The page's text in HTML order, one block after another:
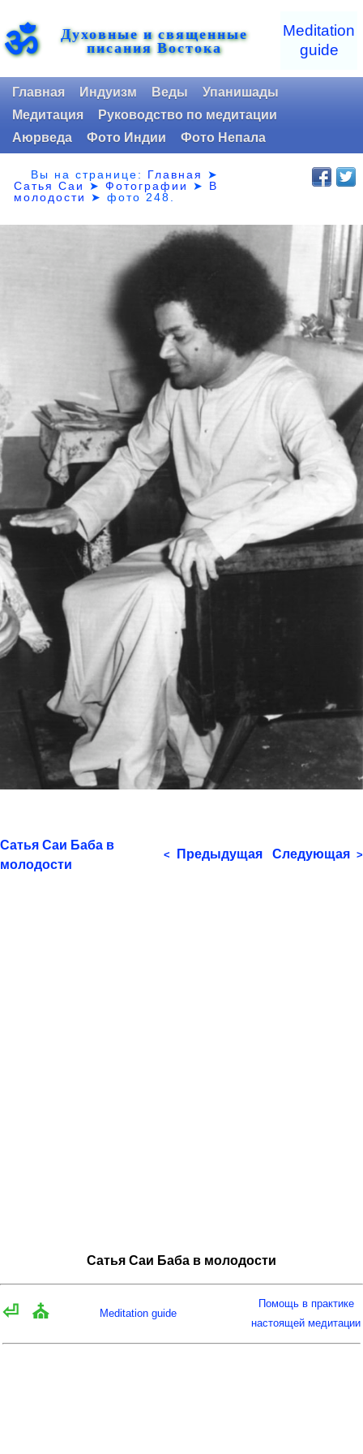
ॐ Духовные и священные
писания Востока
Meditation
guide
Главная Индуизм Веды
Упанишады
Медитация
Руководство по медитации
Аюрведа
Фото Индии Фото Непала
Вы на странице: Главная
➤
Сатья Саи
➤Фотографии ➤ В
молодости
➤фото 248.
Сатья Саи Баба в
молодости
< Предыдущая Следующая >
Сатья Саи Баба в молодости
⏎ ⛪ Meditation guide
Помощь в практике
настоящей медитации